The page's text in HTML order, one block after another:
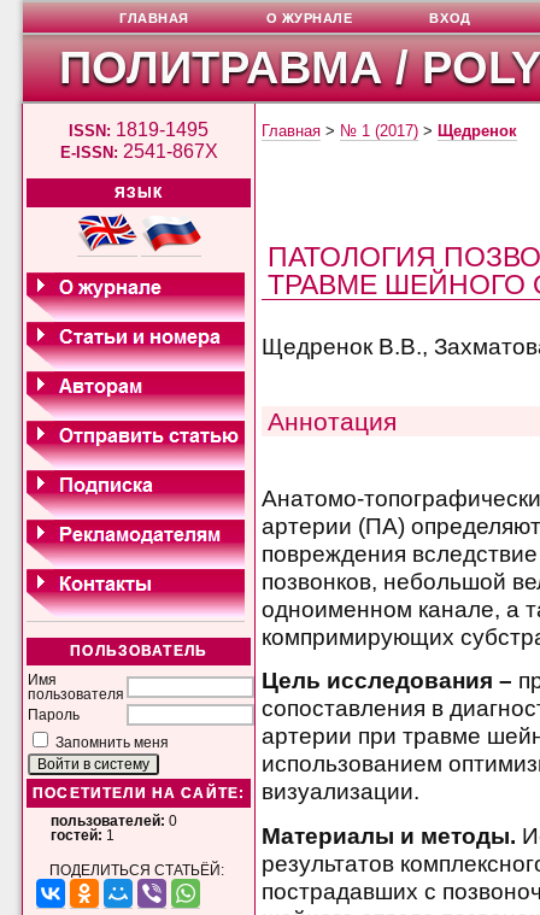
ПОЛИТРАВМА /
ISSN: 1819-1495
E-ISSN: 2541-867X
ЯЗЫК
ПОЛЬЗОВАТЕЛЬ
Имя
пользователя
Пароль
Запомнить меня
ПОСЕТИТЕЛИ НА САЙТЕ:
пользователей: 0
гостей: 1
ПОДЕЛИТЬСЯ СТАТЬЁЙ:
ГЛАВНАЯ О ЖУРНАЛЕ ВХОД
Главная > № 1 (2017) > Щедренок
ПАТОЛОГИЯ
ТРАВМЕ ШЕЙНОГО
Щедренок В.В.,
Аннотация
Анатомо-
артерии (ПА)
повреждения
позвонков, небольшой
одноименном канале, а
компримирующих
Цель исследования –
сопоставления в
артерии при травме
использованием
визуализации.
Материалы и методы.
результатов
пострадавших с